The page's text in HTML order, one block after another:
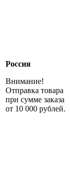
Россия
Внимание!
Отправка товара
при сумме заказа
от 10 000 рублей.